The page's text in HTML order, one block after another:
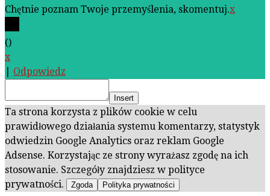
Chętnie poznam Twoje przemyślenia, skomentuj.x
()
x
Odpowiedz
Insert
Ta strona korzysta z plików cookie w celu
prawidłowego działania systemu komentarzy, statystyk
odwiedzin Google Analytics oraz reklam Google
Adsense. Korzystając ze strony wyrażasz zgodę na ich
stosowanie. Szczegóły znajdziesz w polityce
prywatności.
Zgoda Polityka prywatności